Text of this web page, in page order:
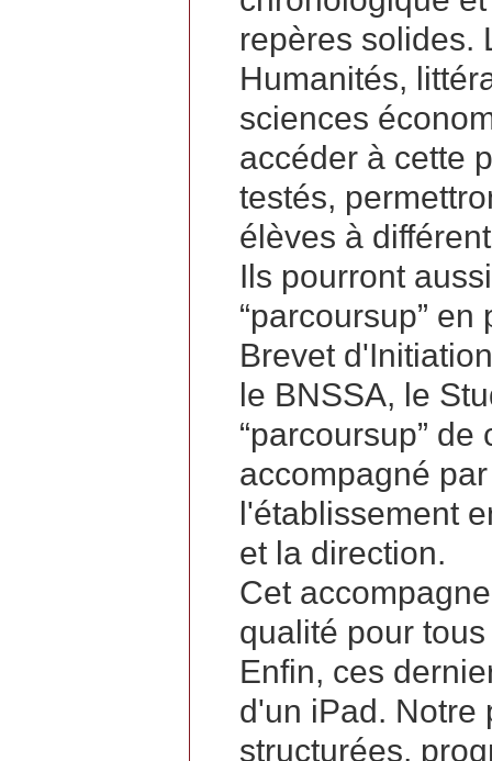
repères solides.
Humanités,
sciences
accéder à cette
testés,
élèves à
Ils pourront
“parcoursup”
Brevet
le BNSSA, le
“parcoursup”
accompagné
l'établissement
et la direction.
Cet
qualité pour
Enfin, ces
d'un iPad. Notre
structurées,